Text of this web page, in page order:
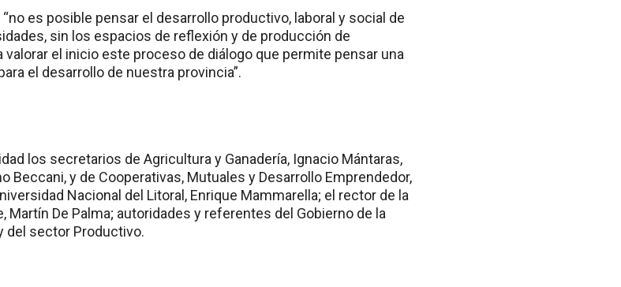
es posible pensar el desarrollo productivo, laboral y social de
sin los espacios de reflexión y de producción de
el inicio este proceso de diálogo que permite pensar una
el desarrollo de nuestra provincia”.
los secretarios de Agricultura y Ganadería, Ignacio Mántaras,
Beccani, y de Cooperativas, Mutuales y Desarrollo Emprendedor,
Nacional del Litoral, Enrique Mammarella; el rector de la
Martín De Palma; autoridades y referentes del Gobierno de la
del sector Productivo.